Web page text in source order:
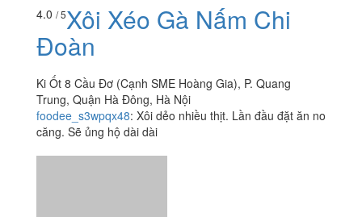
4.0 / 5Xôi Xéo Gà Nấm Chi
Đoàn
Ki Ốt 8 Cầu Đơ (Cạnh SME Hoàng Gia), P. Quang
Trung, Quận Hà Đông, Hà Nội
foodee_s3wpqx48: Xôi dẻo nhiều thịt. Lần đầu đặt ăn no
căng. Sẽ ủng hộ dài dài